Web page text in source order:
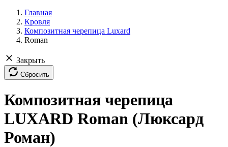
Главная
Кровля
Композитная черепица Luxard
Roman
Закрыть
Сбросить
Композитная черепица
LUXARD Roman (Люксард
Роман)